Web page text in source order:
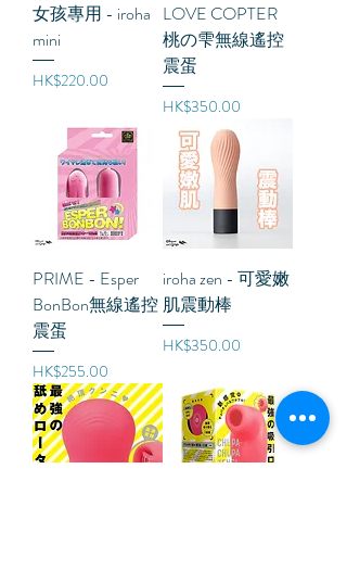
女孩專用 - iroha
mini
價格
HK$220.00
LOVE COPTER
桃の雫無線遙控
震蛋
價格
HK$350.00
PRIME - Esper
BonBon無線遙控
震蛋
價格
HK$255.00
iroha zen - 可愛嫩
肌震動棒
價格
HK$350.00